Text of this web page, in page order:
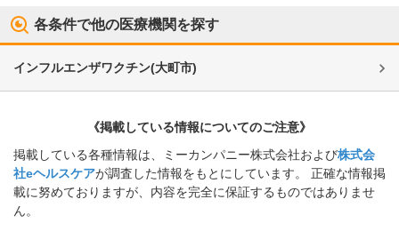
各条件で他の医療機関を探す
インフルエンザワクチン(大町市)
《掲載している情報についてのご注意》
掲載している各種情報は、ミーカンパニー株式会社および株式会
社eヘルスケアが調査した情報をもとにしています。 正確な情報掲
載に努めておりますが、内容を完全に保証するものではありませ
ん。